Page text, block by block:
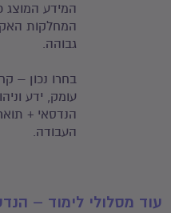
המידע המוצג
המחלקות
גבוהה.
בחרו נכון –
עומק, ידע
הנדסאי +
העבודה.
עוד מסלולי לימוד –